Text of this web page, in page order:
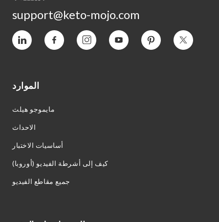
support@keto-mojo.com
فيميو فيسبوك انستغرام يوتيوب بينتيريست التغريد
الموارد
مايموجو هيلث
الاحداث
أساسيات الاختبار
كيف إلى أشرطة الفيديو (أوروبا)
جميع مقاطع الفيديو